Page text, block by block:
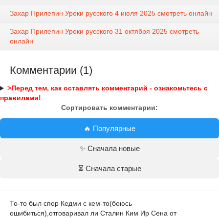
Захар Прилепин Уроки русского 4 июля 2025 смотреть онлайн
Захар Прилепин Уроки русского 31 октября 2025 смотреть
онлайн
Комментарии (1)
>Перед тем, как оставлять комментарий - ознакомьтесь с
правилами!
Сортировать комментарии:
🔥 Популярные
✨ Сначала новые
⏳ Сначала старые
То-то был спор Кедми с кем-то(боюсь
ошибиться),отговаривал ли Сталин Ким Ир Сена от